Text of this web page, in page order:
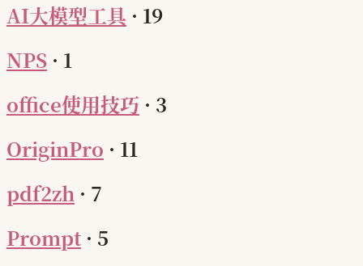
AI大模型工具 · 19
NPS · 1
office使用技巧 · 3
OriginPro · 11
pdf2zh · 7
Prompt · 5